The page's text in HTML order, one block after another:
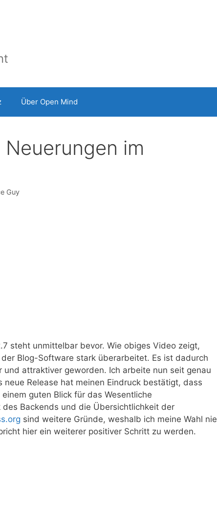
Über Open Mind
im
Guy
steht unmittelbar bevor. Wie obiges Video zeigt,
Blog-Software stark überarbeitet. Es ist dadurch
attraktiver geworden. Ich arbeite nun seit genau
neue Release hat meinen Eindruck bestätigt, dass
guten Blick für das Wesentliche
Backends und die Übersichtlichkeit der
sind weitere Gründe, weshalb ich meine Wahl nie
hier ein weiterer positiver Schritt zu werden.